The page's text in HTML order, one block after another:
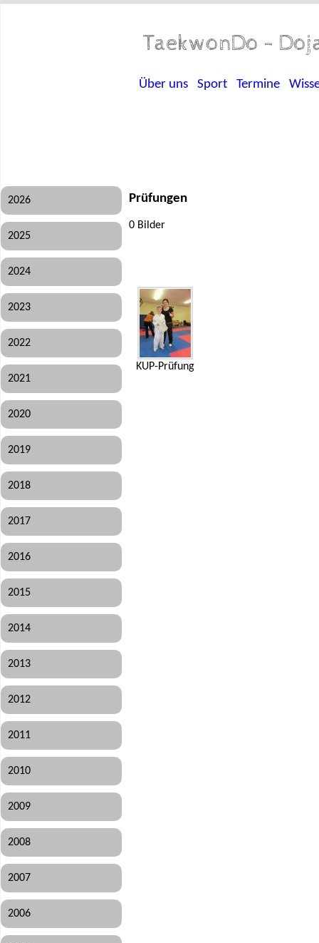
TaekwonDo -
Über uns Sport Termine
2026
2025
2024
2023
2022
2021
2020
2019
2018
2017
2016
2015
2014
2013
2012
2011
2010
2009
2008
2007
2006
Prüfungen
0 Bilder
KUP-Prüfung